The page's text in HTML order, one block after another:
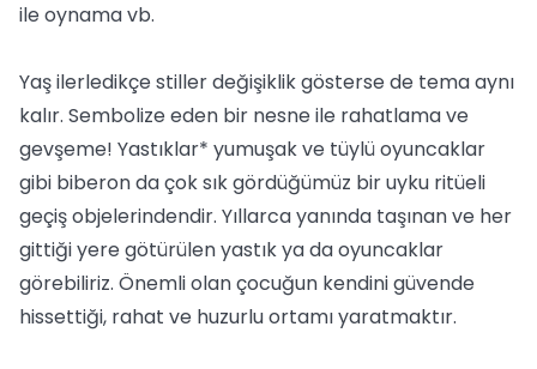
ile oynama vb.
Yaş ilerledikçe stiller değişiklik gösterse de tema aynı
kalır. Sembolize eden bir nesne ile rahatlama ve
gevşeme! Yastıklar* yumuşak ve tüylü oyuncaklar
gibi biberon da çok sık gördüğümüz bir uyku ritüeli
geçiş objelerindendir. Yıllarca yanında taşınan ve her
gittiği yere götürülen yastık ya da oyuncaklar
görebiliriz. Önemli olan çocuğun kendini güvende
hissettiği, rahat ve huzurlu ortamı yaratmaktır.